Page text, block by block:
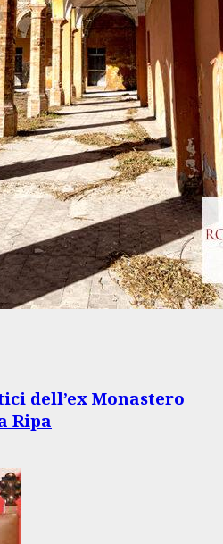
dell’ex Monastero
Ripa